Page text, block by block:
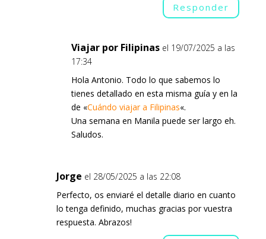
Responder
Viajar por Filipinas el 19/07/2025 a las
17:34
Hola Antonio. Todo lo que sabemos lo
tienes detallado en esta misma guía y en la
de «Cuándo viajar a Filipinas«.
Una semana en Manila puede ser largo eh.
Saludos.
Jorge el 28/05/2025 a las 22:08
Perfecto, os enviaré el detalle diario en cuanto
lo tenga definido, muchas gracias por vuestra
respuesta. Abrazos!